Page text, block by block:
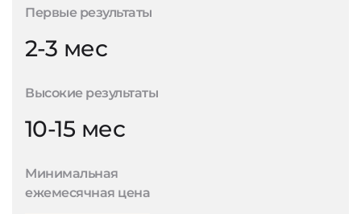
Первые результаты
2-3 мес
Высокие результаты
10-15 мес
Минимальная
ежемесячная цена